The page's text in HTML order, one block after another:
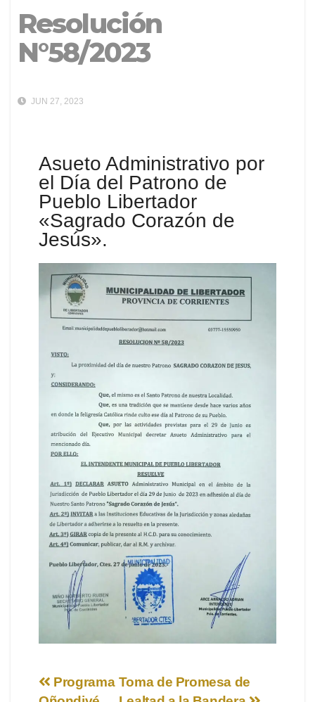
Resolución
N°58/2023
JUN 27, 2023
Asueto Administrativo por
el Día del Patrono de
Pueblo Libertador
«Sagrado Corazón de
Jesús».
NavegaciónToma de Promesa de
Programa